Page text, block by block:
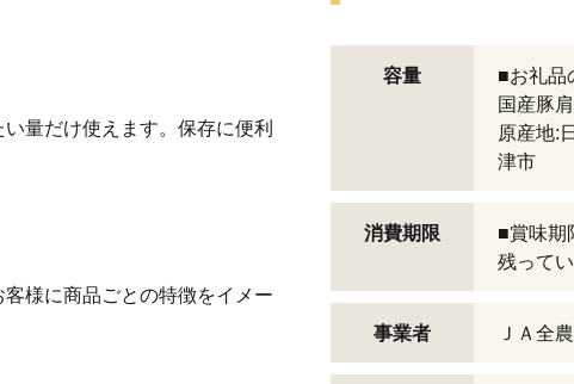
量だけ使えます。保存に便利
様に商品ごとの特徴をイメー
容量
■お礼品
国産豚
原産地:
津市
消費期限
■賞味期
残って
事業者 ＪＡ全